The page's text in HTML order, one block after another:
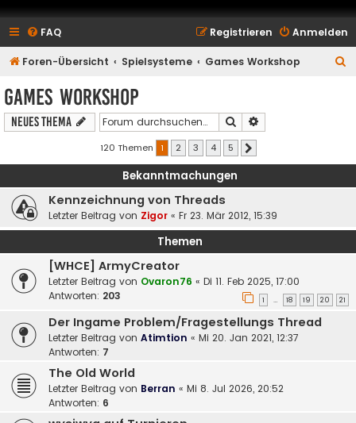
FAQ Anmelden
Registrieren
Foren-Übersicht Spielsysteme Games Workshop
Games Workshop
Neues Thema Suche
120 Themen 1 2 3 4 5
Bekanntmachungen
Kennzeichnung von Threads
Letzter Beitrag von Zigor « Fr 23. Mär 2012, 15:39
Themen
[WHCE] ArmyCreator
Letzter Beitrag von Ovaron76 « Di 11. Feb 2025, 17:00
Antworten: 203 1 … 18 19 20 21
Der Ingame Problem/Fragestellungs Thread
Letzter Beitrag von Atimtion « Mi 20. Jan 2021, 12:37
Antworten: 7
The Old World
Letzter Beitrag von Berran « Mi 8. Jul 2026, 20:52
Antworten: 6